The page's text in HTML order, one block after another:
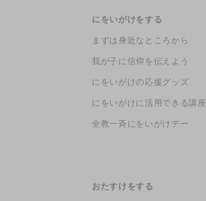
にをいがけをする
まずは身近なところから
我が子に信仰を伝えよう
にをいがけの応援グッズ
にをいがけに活用できる講座
全教一斉にをいがけデー
おたすけをする